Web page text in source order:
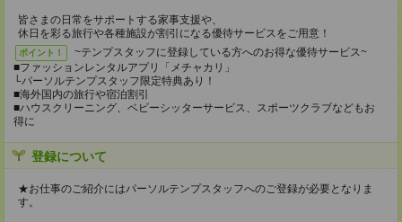
皆さまの日常をサポートする家事支援や、
休日を彩る旅行や各種施設が割引になる優待サービスをご用意！
ポイント！
~テンプスタッフに登録している方へのお得な優待サービス~
■ファッションレンタルアプリ「メチャカリ」
└パーソルテンプスタッフ限定特典あり！
■海外国内の旅行や宿泊割引
■ハウスクリーニング、ベビーシッターサービス、スポーツクラブなどもお
得に
登録について
★お仕事のご紹介にはパーソルテンプスタッフへのご登録が必要となりま
す。